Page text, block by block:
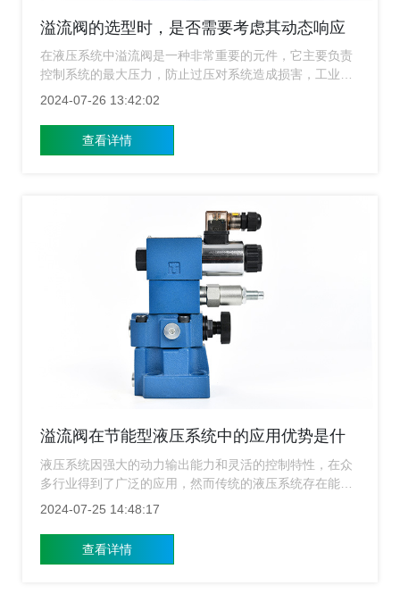
溢流阀的选型时，是否需要考虑其动态响应
特性？
在液压系统中溢流阀是一种非常重要的元件，它主要负责
控制系统的最大压力，防止过压对系统造成损害，工业对
液压系统性能要求的不断提高，特别是在自动化和精密控
用户在选型的时候要不要考虑其他动态响应特性呢？下面
上海溢流阀厂家就来给广大用户详细的介绍一下。
2024-07-26 13:42:02
查看详情
溢流阀在节能型液压系统中的应用优势是什
么？
液压系统因强大的动力输出能力和灵活的控制特性，在众
多行业得到了广泛的应用，然而传统的液压系统存在能效
较低的问题，这不仅增加了运营成本，也不利于可持续发
趋势，在这个情况下溢流阀作为一种重要的液压元件，在
节能型液压系统中的应用优势日益凸显，下面上海溢流阀
2024-07-25 14:48:17
查看详情